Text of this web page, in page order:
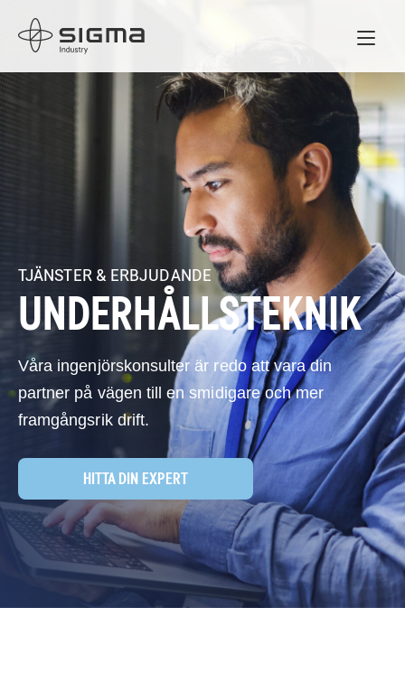
TJÄNSTER & ERBJUDANDE
UNDERHÅLLSTEKNIK
Våra ingenjörskonsulter är redo att vara din
partner på vägen till en smidigare och mer
framgångsrik drift.
HITTA DIN EXPERT
Home